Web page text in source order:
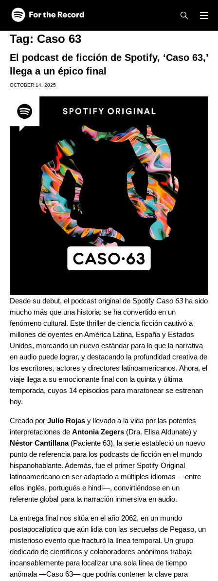
Skip to main content
Skip to footer
Tag: Caso 63
El podcast de ficción de Spotify, ‘Caso 63,’
llega a un épico final
OCTOBER 14, 2025
Desde su debut, el podcast original de Spotify Caso 63ha sido
mucho más que una historia: se ha convertido en un
fenómeno cultural. Este thriller de ciencia ficción cautivó a
millones de oyentes en América Latina, España y Estados
Unidos, marcando un nuevo estándar para lo que la narrativa
en audio puede lograr, y destacando la profundidad creativa de
los escritores, actores y directores latinoamericanos. Ahora, el
viaje llega a su emocionante final con la quinta y última
temporada, cuyos 14 episodios para maratonear se estrenan
hoy.
Creado por Julio Rojas y llevado a la vida por las potentes
interpretaciones de Antonia Zegers (Dra. Elisa Aldunate) y
Néstor Cantillana(Paciente 63), la serie estableció un nuevo
punto de referencia para los podcasts de ficción en el mundo
hispanohablante. Además, fue el primer Spotify Original
latinoamericano en ser adaptado a múltiples idiomas —entre
ellos inglés, portugués e hindi—, convirtiéndose en un
referente global para la narración inmersiva en audio.
La entrega final nos sitúa en el año 2062, en un mundo
postapocalíptico que aún lidia con las secuelas de Pegaso, un
misterioso evento que fracturó la línea temporal. Un grupo
dedicado de científicos y colaboradores anónimos trabaja
incansablemente para localizar una sola línea de tiempo
anómala —Caso 63— que podría contener la clave para